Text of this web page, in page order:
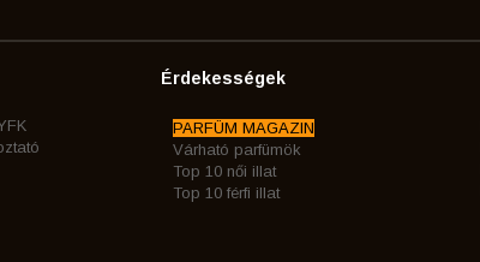
Érdekességek
PARFÜM MAGAZIN
Várható parfümök
Top 10 női illat
Top 10 férfi illat